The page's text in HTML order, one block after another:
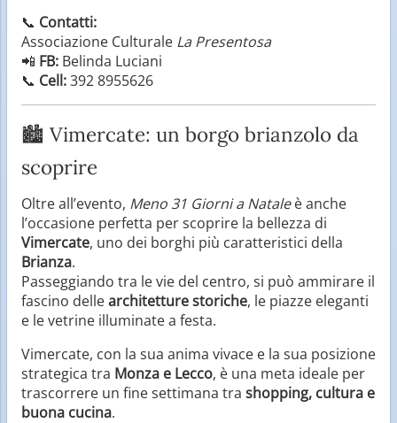
📞 Contatti:
Associazione Culturale La Presentosa
📲 FB: Belinda Luciani
📞 Cell:392 8955626
🏙️ Vimercate: un borgo brianzolo da
scoprire
Oltre all’evento, Meno 31 Giorni a Nataleè anche
l’occasione perfetta per scoprire la bellezza di
Vimercate, uno dei borghi più caratteristici della
Brianza.
Passeggiando tra le vie del centro, si può ammirare il
fascino dellearchitetture storiche, le piazze eleganti
e le vetrine illuminate a festa.
Vimercate, con la sua anima vivace e la sua posizione
strategica tra Monza e Lecco, è una meta ideale per
trascorrere un fine settimana tra shopping, cultura e
buona cucina.